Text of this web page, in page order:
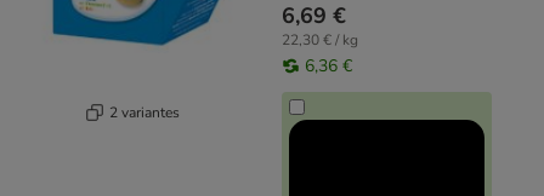
2 variantes
6,69 €
22,30 € / kg
6,36 €